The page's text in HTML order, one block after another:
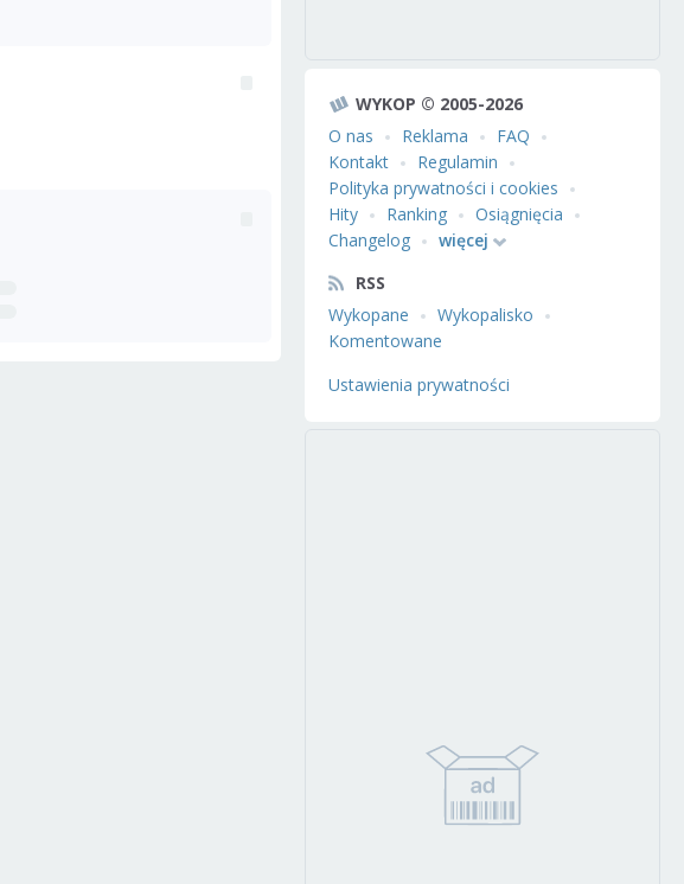
WYKOP © 2005-2026
O nas
Reklama
FAQ
Kontakt
Regulamin
Polityka prywatności i cookies
Hity
Ranking
Osiągnięcia
Changelog
więcej
RSS
Wykopane
Wykopalisko
Komentowane
Ustawienia prywatności